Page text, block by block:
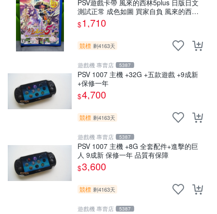
PSV遊戲卡帶 風來的西林5plus 日版日文
測試正常 成色如圖 買家自負 風來的西林
5plus PSV 日版
$1,710
競標 剩4163天
遊戲機 專賣店 5387
PSV 1007 主機 +32G +五款遊戲 +9成新
+保修一年
$4,700
競標 剩4163天
遊戲機 專賣店 5387
PSV 1007 主機 +8G 全套配件+進擊的巨
人 9成新 保修一年 品質有保障
$3,600
競標 剩4163天
遊戲機 專賣店 5387